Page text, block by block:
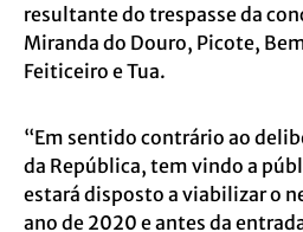
resultante do trespasse da
Miranda do Douro, Picote,
Feiticeiro e Tua.
“Em sentido contrário ao
da República, tem vindo a
estará disposto a viabilizar o
ano de 2020 e antes da